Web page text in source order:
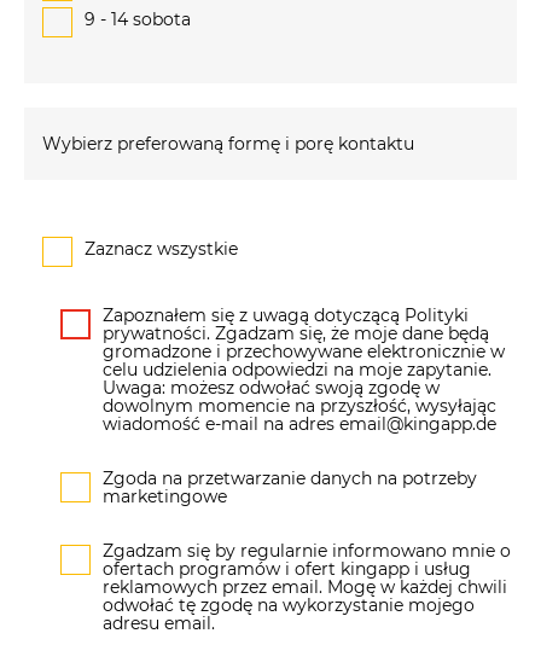
9 - 14 sobota
Wybierz preferowaną formę i porę kontaktu
Zaznacz wszystkie
Zapoznałem się z uwagą dotyczącą Polityki
prywatności. Zgadzam się, że moje dane będą
gromadzone i przechowywane elektronicznie w
celu udzielenia odpowiedzi na moje zapytanie.
Uwaga: możesz odwołać swoją zgodę w
dowolnym momencie na przyszłość, wysyłając
wiadomość e-mail na adres email@kingapp.de
Zgoda na przetwarzanie danych na potrzeby
marketingowe
Zgadzam się by regularnie informowano mnie o
ofertach programów i ofert kingapp i usług
reklamowych przez email. Mogę w każdej chwili
odwołać tę zgodę na wykorzystanie mojego
adresu email.